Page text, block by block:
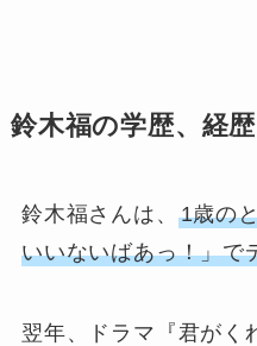
鈴木福の学歴、経
鈴木福さんは、 1歳の
いいないばあっ！」で
翌年、ドラマ『君がく